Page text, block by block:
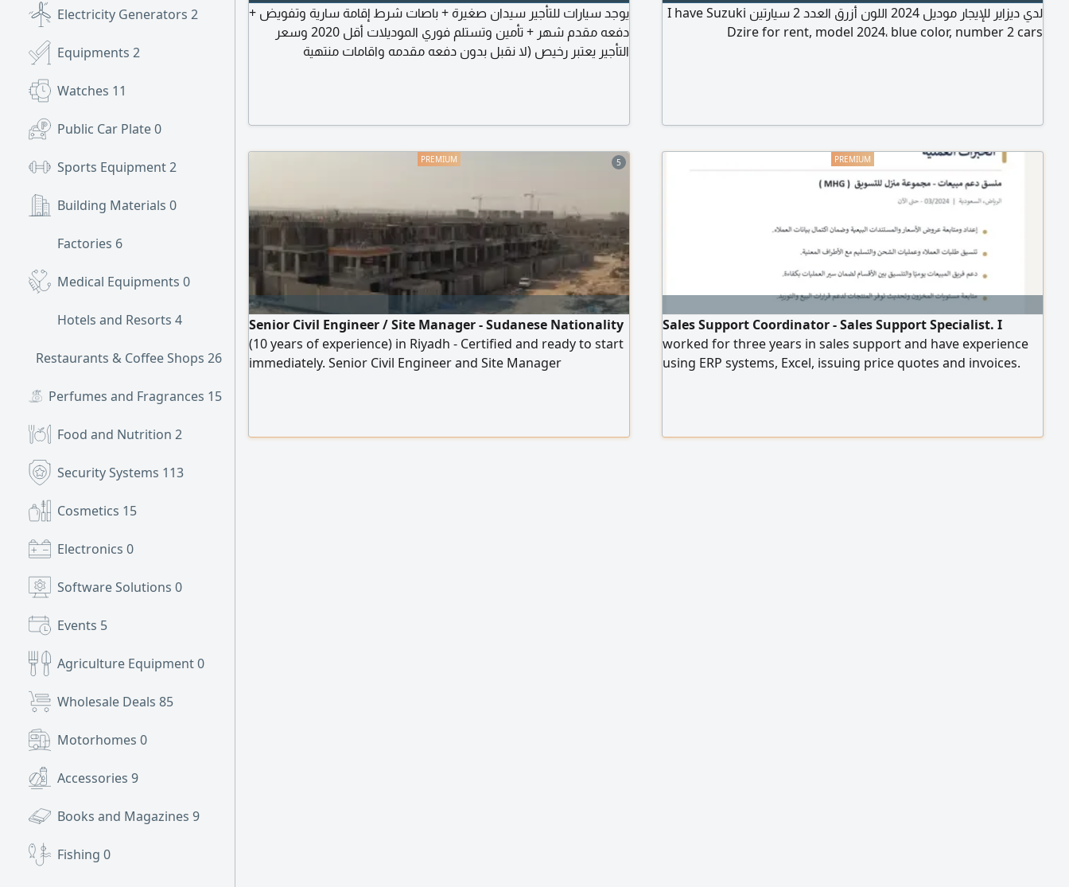
Electricity Generators 2
Equipments 2
Watches 11
Public Car Plate0
Sports Equipment2
Building Materials 0
Factories 6
Medical Equipments 0
Hotels and Resorts 4
Restaurants & Coffee Shops 26
Perfumes and Fragrances 15
Food and Nutrition 2
Security Systems 113
Cosmetics 15
Electronics 0
Software Solutions 0
Events 5
Agriculture Equipment0
Wholesale Deals 85
Motorhomes 0
Accessories 9
Books and Magazines 9
Fishing 0
يوجد سيارات للتأجير سيدان صغيرة + باصات شرط إقامة سارية وتفويض +
دفعه مقدم شهر + تأمين وتستلم فوري الموديلات أقل 2020 وسعر
التأجير يعتبر رخيص (لا نقبل بدون دفعه مقدمه واقامات منتهية
لدي ديزاير للإيجار موديل 2024 اللون أزرق العدد 2 سيارتين I have Suzuki
Dzire for rent, model 2024، blue color, number 2 cars
5
Senior Civil Engineer / Site Manager - Sudanese Nationality
(10 years of experience) in Riyadh - Certified and ready to start
immediately. Senior Civil Engineer and Site Manager
and renovation. Key qualifications: Certified as a "Professional
Sales Support Coordinator - Sales Support Specialist. I
worked for three years in sales support and have experience
using ERP systems, Excel, issuing price quotes and invoices.